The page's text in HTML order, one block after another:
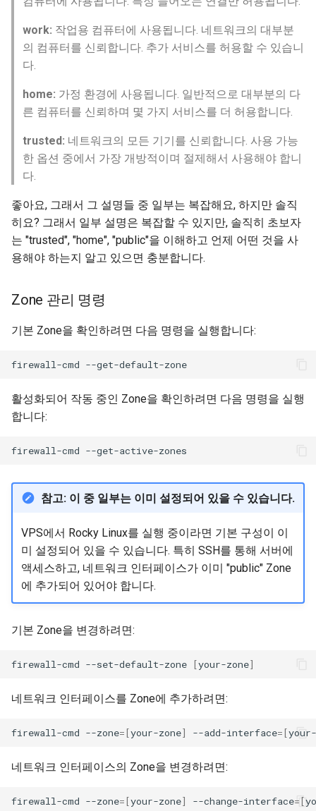
work: 작업용 컴퓨터에 사용됩니다. 네트워크의 대부분
의 컴퓨터를 신뢰합니다. 추가 서비스를 허용할 수 있습니
다.
home: 가정 환경에 사용됩니다. 일반적으로 대부분의 다
른 컴퓨터를 신뢰하며 몇 가지 서비스를 더 허용합니다.
trusted: 네트워크의 모든 기기를 신뢰합니다. 사용 가능
한 옵션 중에서 가장 개방적이며 절제해서 사용해야 합니
다.
좋아요, 그래서 그 설명들 중 일부는 복잡해요, 하지만 솔직
히요? 그래서 일부 설명은 복잡할 수 있지만, 솔직히 초보자
는 "trusted", "home", "public"을 이해하고 언제 어떤 것을 사
용해야 하는지 알고 있으면 충분합니다.
Zone 관리 명령
기본 Zone을 확인하려면 다음 명령을 실행합니다:
firewall-cmd
활성화되어 작동 중인 Zone을 확인하려면 다음 명령을 실행
합니다:
firewall-cmd
참고: 이 중 일부는 이미 설정되어 있을 수 있습니다.
VPS에서 Rocky Linux를 실행 중이라면 기본 구성이 이
미 설정되어 있을 수 있습니다. 특히 SSH를 통해 서버에
액세스하고, 네트워크 인터페이스가 이미 "public" Zone
에 추가되어 있어야 합니다.
기본 Zone을 변경하려면:
firewall-cmd --set-default-zone [your-zone]
네트워크 인터페이스를 Zone에 추가하려면:
firewall-cmd --zone=[your-zone] --add-interface=[
네트워크 인터페이스의 Zone을 변경하려면:
firewall-cmd --zone=[your-zone] --change-interface=[